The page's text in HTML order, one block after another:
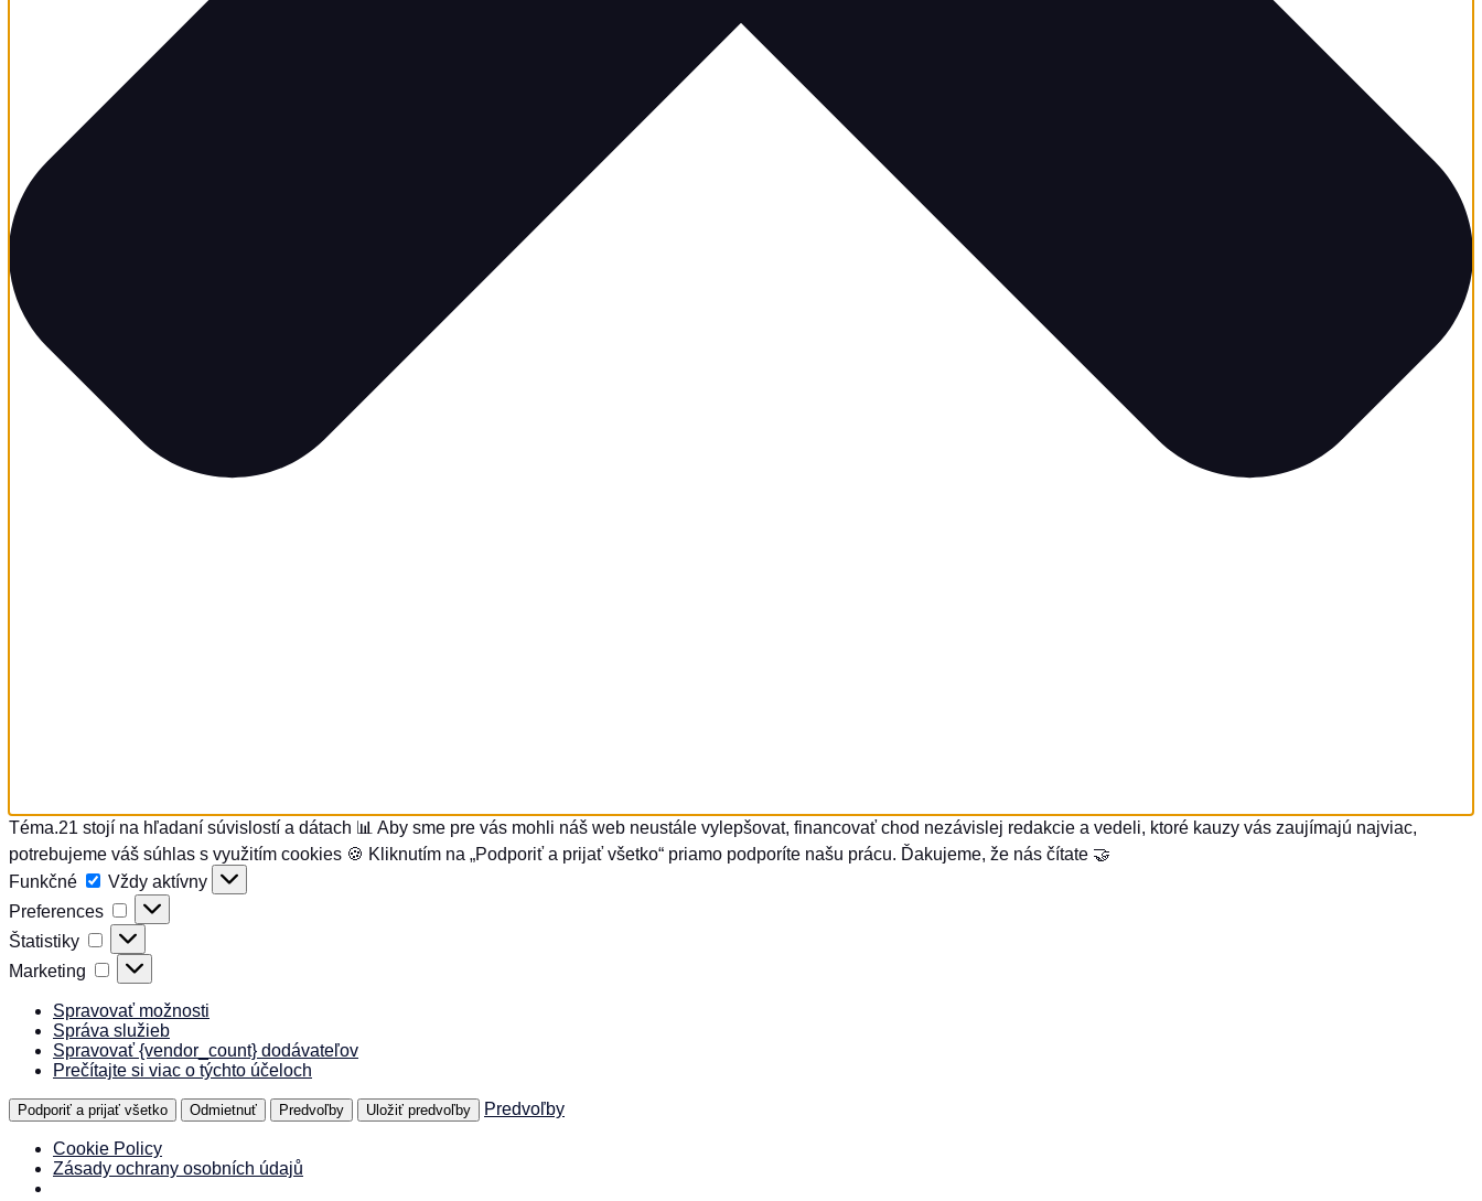
Téma.21 stojí na hľadaní súvislostí a dátach 📊 Aby sme pre vás mohli náš web neustále vylepšovat, financovať chod nezávislej redakcie a vedeli, ktoré kauzy vás zaujímajú najviac,
potrebujeme váš súhlas s využitím cookies 🍪 Kliknutím na „Podporiť a prijať všetko“ priamo podporíte našu prácu. Ďakujeme, že nás čítate 🤝
Funkčné
Funkčné
Vždy aktívny
Preferences
Preferences
Štatistiky Štatistiky
Marketing Marketing
Spravovať možnosti
Správa služieb
Spravovať {vendor_count} dodávateľov
Prečítajte si viac o týchto účeloch
Podporiť a prijať všetko Odmietnuť Predvoľby Uložiť predvoľby Predvoľby
Cookie Policy
Zásady ochrany osobních údajů